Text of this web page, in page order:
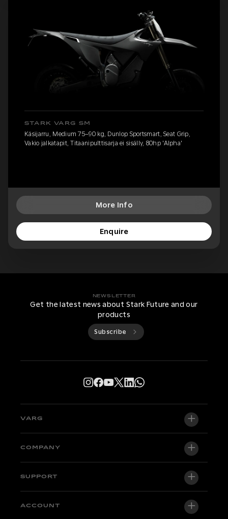
STARK VARG SM
Käsijarru, Medium 75–90 kg, Dunlop Sportsmart, Seat Grip,
Vakio jalkatapit, Titaanipulttisarja ei sisälly, 80hp 'Alpha'
More Info
Enquire
NEWSLETTER
Get the latest news about Stark Future and our
products
Subscribe
VARG
VARG EX
Factory Edition
COMPANY
About us
SUPPORT
Support central
ACCOUNT